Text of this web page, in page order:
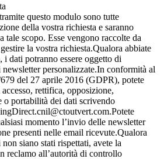
questo modulo sono tutte
della vostra richiesta e saranno
tale scopo. Esse vengono raccolte da
la vostra richiesta.Qualora abbiate
dati potranno essere oggetto di
personalizzate.In conformità al
del 27 aprile 2016 (GDPR), potete
rettifica, opposizione,
o portabilità dei dati scrivendo
momento l’invio delle newsletter
presenti nelle email ricevute.Qualora
siano stati rispettati, avete la
reclamo all’autorità di controllo